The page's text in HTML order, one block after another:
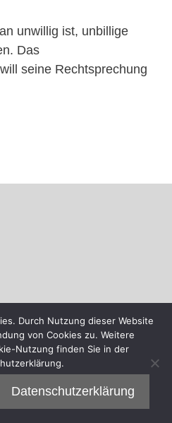
unwillig ist, unbillige
Das
seine Rechtsprechung
Durch Nutzung dieser Website
von Cookies zu. Weitere
Nutzung finden Sie in der
Datenschutzerklärung